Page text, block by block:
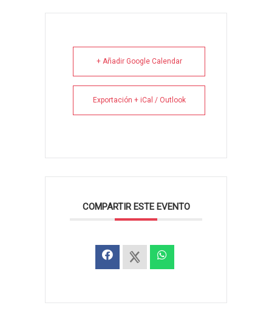
+ Añadir Google Calendar
Exportación + iCal / Outlook
COMPARTIR ESTE EVENTO